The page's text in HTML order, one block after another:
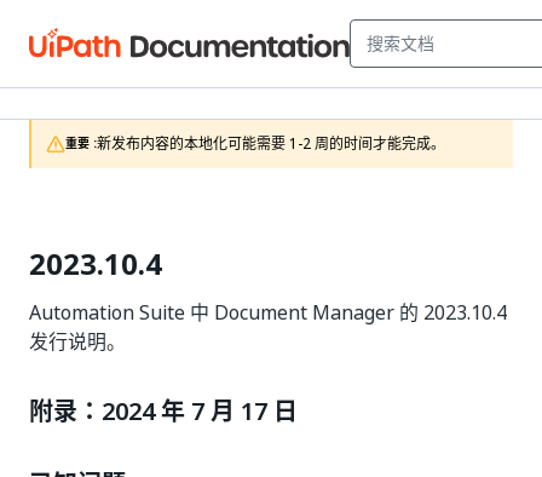
重要 :新发布内容的本地化可能需要 1-2 周的时间才能完成。
2023.10.4
Automation Suite 中 Document Manager 的 2023.10.4
发行说明。
附录：2024 年 7 月 17 日